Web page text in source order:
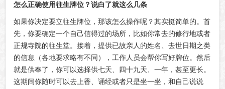
怎么正确使用往生牌位？说白了就这么几条
如果你决定要立往生牌位，那该怎么操作呢？其实挺简单的。首
先，你要确定一个自己信得过的场所，比如你常去的修行地或者
正规寺院的往生堂。接着，提供已故亲人的姓名、去世日期之类
的信息（各地要求略有不同），工作人员会帮你写好牌位。然后
就是供奉了，你可以选择供七天、四十九天、一年，甚至更长。
这期间你随时可以去上香、诵经或者只是坐一坐，和自己说说